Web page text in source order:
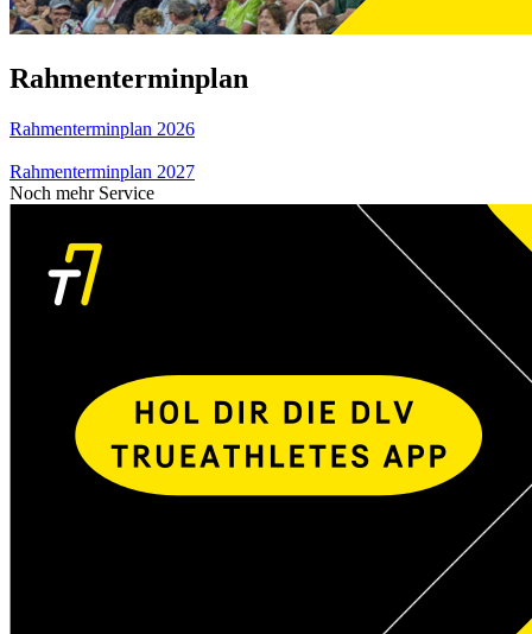
Rahmenterminplan
Rahmenterminplan 2026
Rahmenterminplan 2027
Noch mehr Service